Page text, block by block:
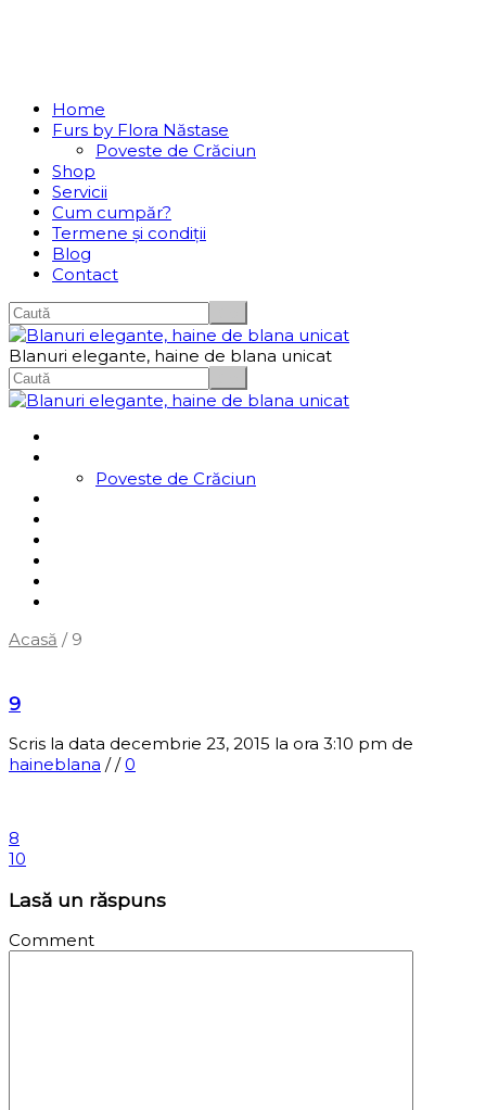
Home
Furs by Flora Năstase
Poveste de Crăciun
Shop
Servicii
Cum cumpăr?
Termene și condiții
Blog
Contact
Blanuri elegante, haine de blana unicat
Poveste de Crăciun
Acasă / 9
9
Scris la data decembrie 23, 2015 la ora 3:10 pm de
haineblana //0
8
10
Lasă un răspuns
Comment